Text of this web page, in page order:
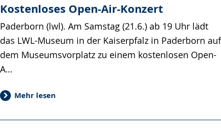
Kostenloses Open-Air-Konzert
Paderborn (lwl). Am Samstag (21.6.) ab 19 Uhr lädt
das LWL-Museum in der Kaiserpfalz in Paderborn auf
dem Museumsvorplatz zu einem kostenlosen Open-
A…
Mehr lesen